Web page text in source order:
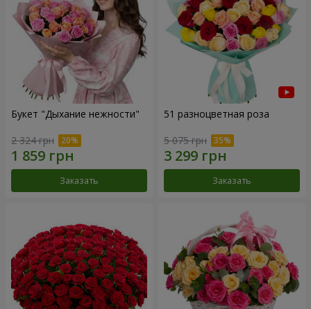
Букет "Дыхание нежности"
2 324 грн
Заказать
51 разноцветная роза
5 075 грн
Заказать